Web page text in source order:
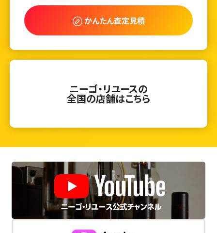
かんたん査定見積
ニーゴ・リユースの
全国の店舗はこちら